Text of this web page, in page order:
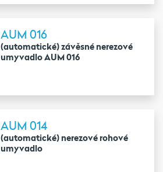
AUM 016
(automatické) závěsné nerezové
umyvadlo AUM 016
AUM 014
(automatické) nerezové rohové
umyvadlo